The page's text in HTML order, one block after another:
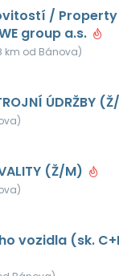
/ Property
group a.s.
km od Bánova)
ÚDRŽBY
(Ž/M)
vozidla (sk.